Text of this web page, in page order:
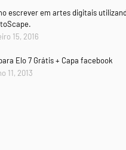
escrever em artes digitais
15, 2016
Elo 7 Grátis + Capa facebook
11, 2013